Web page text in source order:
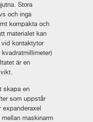
Stora
och inga
kompakta och
materialet kan
kontaktytor
är en
skapa en
som uppstår
expanderaxel
maskinarm